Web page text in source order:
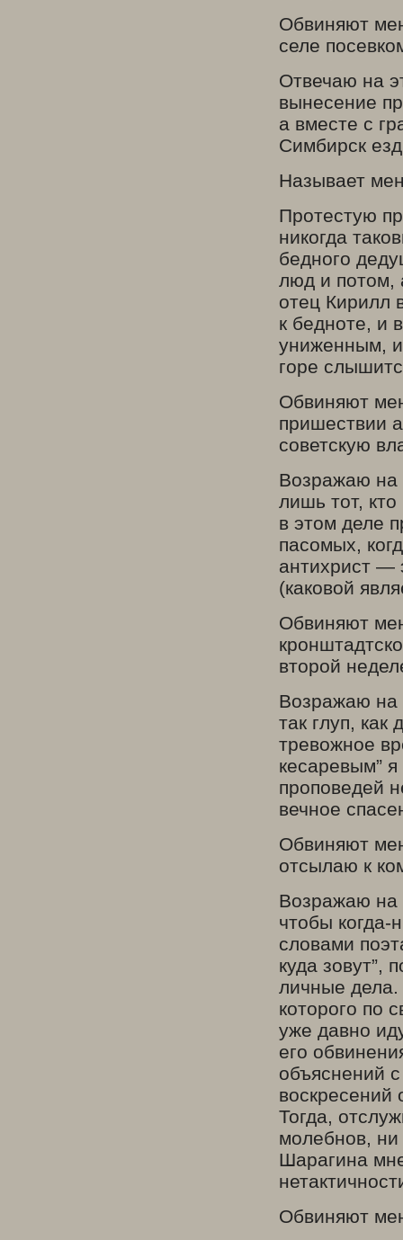
Обвиняют
селе
Отвечаю на
вынесение
а вместе с
Симбирск
Называет
Протестую
никогда
бедного
люд и потом,
отец Кирилл
к бедноте, и
униженным,
горе
Обвиняют
пришествии
советскую
Возражаю на
лишь тот,
в этом деле
пасомых,
антихрист —
(каковой
Обвиняют
второй
Возражаю на
так глуп,
тревожное
кесаревым”
проповедей
вечное
Обвиняют
отсылаю к
Возражаю на
чтобы когда-
словами
куда зовут”,
личные дела.
которого по
уже давно
его
объяснений
воскресений
Тогда,
молебнов, ни
Шарагина
Обвиняют